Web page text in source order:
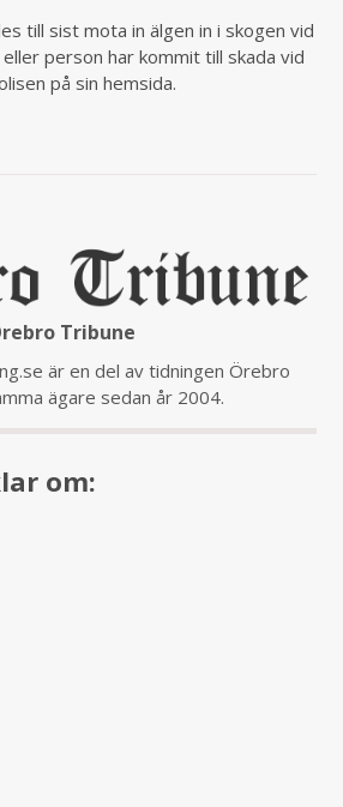
till sist mota in älgen in i skogen vid
person har kommit till skada vid
på sin hemsida.
Tribune
är en del av tidningen Örebro
ägare sedan år 2004.
om: